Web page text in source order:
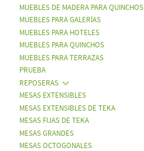
MUEBLES DE MADERA PARA QUINCHOS
MUEBLES PARA GALERÍAS
MUEBLES PARA HOTELES
MUEBLES PARA QUINCHOS
MUEBLES PARA TERRAZAS
PRUEBA
REPOSERAS
MESAS EXTENSIBLES
MESAS EXTENSIBLES DE TEKA
MESAS FIJAS DE TEKA
MESAS GRANDES
MESAS OCTOGONALES